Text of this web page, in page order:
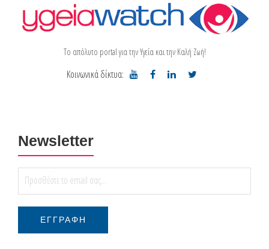
Το απόλυτο portal για την Υγεία και την Καλή Ζωή!
Κοινωνικά δίκτυα:
Newsletter